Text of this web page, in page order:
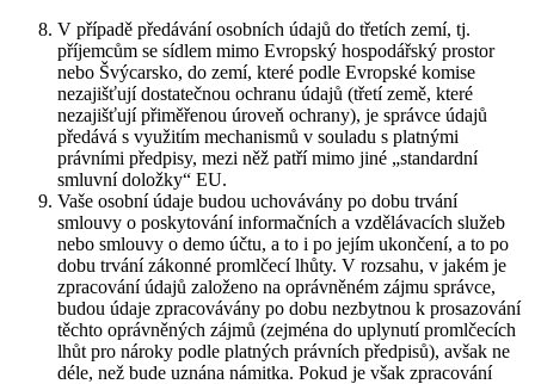
V případě předávání osobních údajů do třetích zemí, tj.
příjemcům se sídlem mimo Evropský hospodářský prostor
nebo Švýcarsko, do zemí, které podle Evropské komise
nezajišťují dostatečnou ochranu údajů (třetí země, které
nezajišťují přiměřenou úroveň ochrany), je správce údajů
předává s využitím mechanismů v souladu s platnými
právními předpisy, mezi něž patří mimo jiné „standardní
smluvní doložky“ EU.
Vaše osobní údaje budou uchovávány po dobu trvání
smlouvy o poskytování informačních a vzdělávacích služeb
nebo smlouvy o demo účtu, a to i po jejím ukončení, a to po
dobu trvání zákonné promlčecí lhůty. V rozsahu, v jakém je
zpracování údajů založeno na oprávněném zájmu správce,
budou údaje zpracovávány po dobu nezbytnou k prosazování
těchto oprávněných zájmů (zejména do uplynutí promlčecích
lhůt pro nároky podle platných právních předpisů), avšak ne
déle, než bude uznána námitka. Pokud je však zpracování